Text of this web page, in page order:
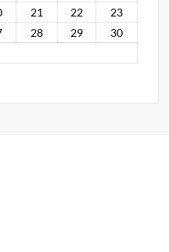
21 22
23
28 29
30